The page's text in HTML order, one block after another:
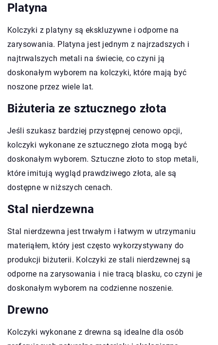
Platyna
Kolczyki z platyny są ekskluzywne i odporne na
zarysowania. Platyna jest jednym z najrzadszych i
najtrwalszych metali na świecie, co czyni ją
doskonałym wyborem na kolczyki, które mają być
noszone przez wiele lat.
Biżuteria ze sztucznego złota
Jeśli szukasz bardziej przystępnej cenowo opcji,
kolczyki wykonane ze sztucznego złota mogą być
doskonałym wyborem. Sztuczne złoto to stop metali,
które imitują wygląd prawdziwego złota, ale są
dostępne w niższych cenach.
Stal nierdzewna
Stal nierdzewna jest trwałym i łatwym w utrzymaniu
materiąłem, który jest często wykorzystywany do
produkcji biżuterii. Kolczyki ze stali nierdzewnej są
odporne na zarysowania i nie tracą blasku, co czyni je
doskonałym wyborem na codzienne noszenie.
Drewno
Kolczyki wykonane z drewna są idealne dla osób